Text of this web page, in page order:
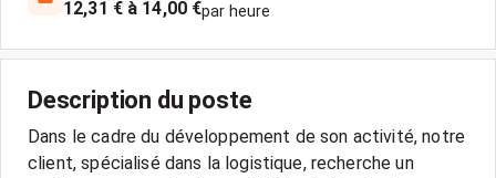
12,31 € à 14,00 €par heure
Description du poste
Dans le cadre du développement de son activité, notre
client, spécialisé dans la logistique, recherche un